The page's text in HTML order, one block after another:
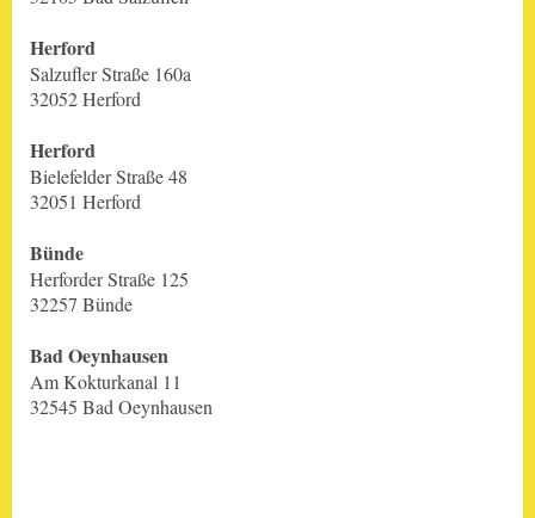
Herford
Salzufler Straße 160a
32052 Herford
Herford
Bielefelder Straße 48
32051 Herford
Bünde
Herforder Straße 125
32257 Bünde
Bad Oeynhausen
Am Kokturkanal 11
32545 Bad Oeynhausen